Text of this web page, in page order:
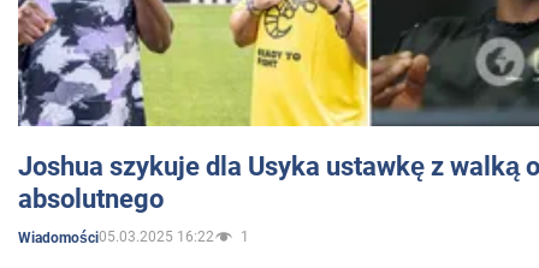
Joshua szykuje dla Usyka ustawkę z walką
absolutnego
Wiadomości05.03.2025 16:22 1